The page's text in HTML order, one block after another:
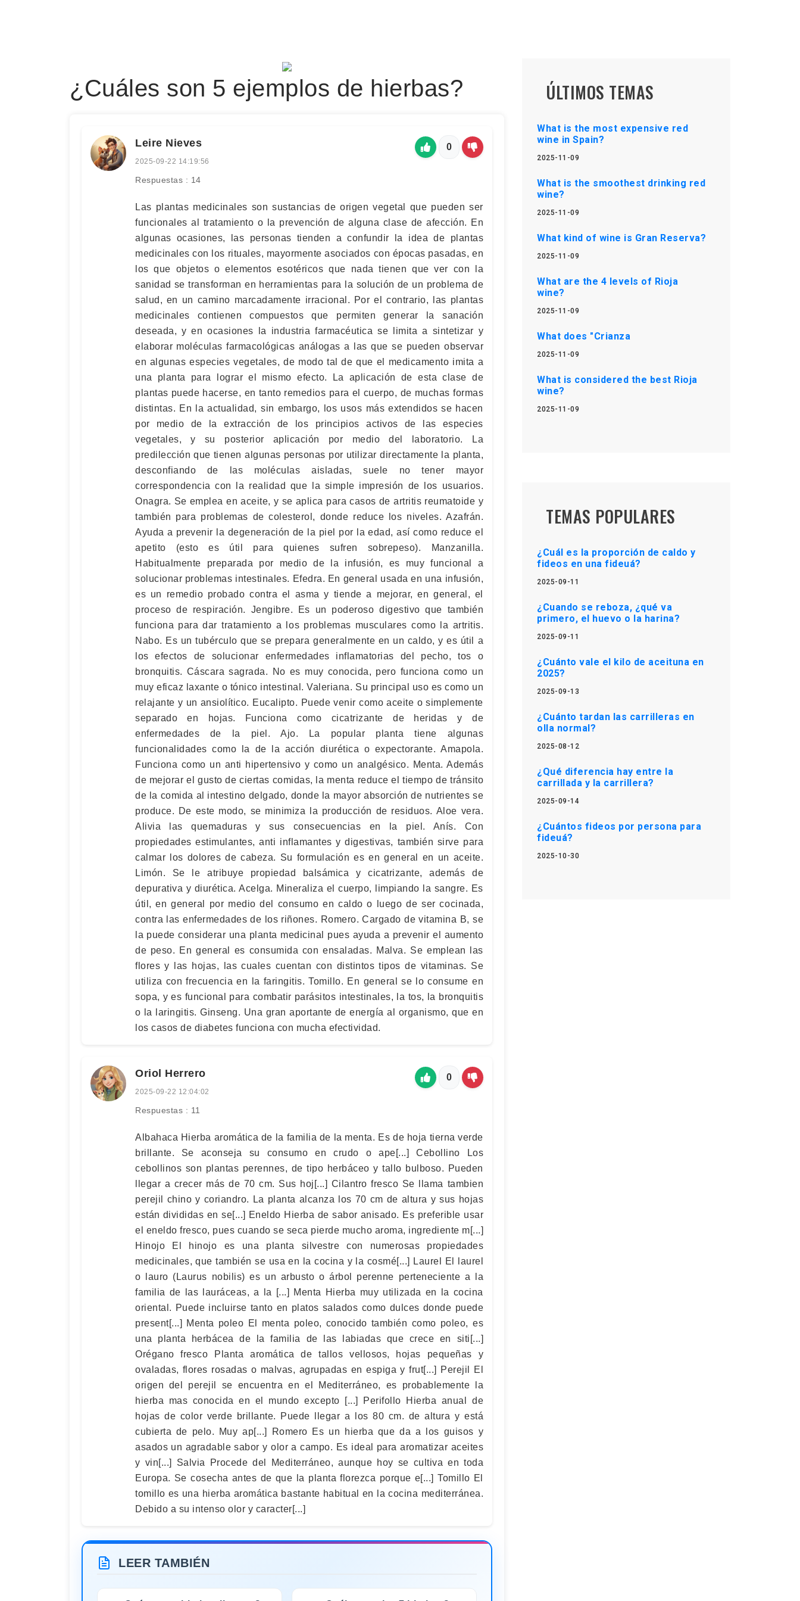
¿Cuáles son 5 ejemplos de hierbas?
Leire Nieves
2025-09-22 14:19:56
Respuestas : 14
0
Las plantas medicinales son sustancias de origen vegetal que pueden ser
funcionales al tratamiento o la prevención de alguna clase de afección. En
algunas ocasiones, las personas tienden a confundir la idea de plantas
medicinales con los rituales, mayormente asociados con épocas pasadas, en
los que objetos o elementos esotéricos que nada tienen que ver con la
sanidad se transforman en herramientas para la solución de un problema de
salud, en un camino marcadamente irracional. Por el contrario, las plantas
medicinales contienen compuestos que permiten generar la sanación
deseada, y en ocasiones la industria farmacéutica se limita a sintetizar y
elaborar moléculas farmacológicas análogas a las que se pueden observar
en algunas especies vegetales, de modo tal de que el medicamento imita a
una planta para lograr el mismo efecto. La aplicación de esta clase de
plantas puede hacerse, en tanto remedios para el cuerpo, de muchas formas
distintas. En la actualidad, sin embargo, los usos más extendidos se hacen
por medio de la extracción de los principios activos de las especies
vegetales, y su posterior aplicación por medio del laboratorio. La
predilección que tienen algunas personas por utilizar directamente la planta,
desconfiando de las moléculas aisladas, suele no tener mayor
correspondencia con la realidad que la simple impresión de los usuarios.
Onagra. Se emplea en aceite, y se aplica para casos de artritis reumatoide y
también para problemas de colesterol, donde reduce los niveles. Azafrán.
Ayuda a prevenir la degeneración de la piel por la edad, así como reduce el
apetito (esto es útil para quienes sufren sobrepeso). Manzanilla.
Habitualmente preparada por medio de la infusión, es muy funcional a
solucionar problemas intestinales. Efedra. En general usada en una infusión,
es un remedio probado contra el asma y tiende a mejorar, en general, el
proceso de respiración. Jengibre. Es un poderoso digestivo que también
funciona para dar tratamiento a los problemas musculares como la artritis.
Nabo. Es un tubérculo que se prepara generalmente en un caldo, y es útil a
los efectos de solucionar enfermedades inflamatorias del pecho, tos o
bronquitis. Cáscara sagrada. No es muy conocida, pero funciona como un
muy eficaz laxante o tónico intestinal. Valeriana. Su principal uso es como un
relajante y un ansiolítico. Eucalipto. Puede venir como aceite o simplemente
separado en hojas. Funciona como cicatrizante de heridas y de
enfermedades de la piel. Ajo. La popular planta tiene algunas
funcionalidades como la de la acción diurética o expectorante. Amapola.
Funciona como un anti hipertensivo y como un analgésico. Menta. Además
de mejorar el gusto de ciertas comidas, la menta reduce el tiempo de tránsito
de la comida al intestino delgado, donde la mayor absorción de nutrientes se
produce. De este modo, se minimiza la producción de residuos. Aloe vera.
Alivia las quemaduras y sus consecuencias en la piel. Anís. Con
propiedades estimulantes, anti inflamantes y digestivas, también sirve para
calmar los dolores de cabeza. Su formulación es en general en un aceite.
Limón. Se le atribuye propiedad balsámica y cicatrizante, además de
depurativa y diurética. Acelga. Mineraliza el cuerpo, limpiando la sangre. Es
útil, en general por medio del consumo en caldo o luego de ser cocinada,
contra las enfermedades de los riñones. Romero. Cargado de vitamina B, se
la puede considerar una planta medicinal pues ayuda a prevenir el aumento
de peso. En general es consumida con ensaladas. Malva. Se emplean las
flores y las hojas, las cuales cuentan con distintos tipos de vitaminas. Se
utiliza con frecuencia en la faringitis. Tomillo. En general se lo consume en
sopa, y es funcional para combatir parásitos intestinales, la tos, la bronquitis
o la laringitis. Ginseng. Una gran aportante de energía al organismo, que en
los casos de diabetes funciona con mucha efectividad.
Oriol Herrero
2025-09-22 12:04:02
Respuestas : 11
0
Albahaca Hierba aromática de la familia de la menta. Es de hoja tierna verde
brillante. Se aconseja su consumo en crudo o ape[...] Cebollino Los
cebollinos son plantas perennes, de tipo herbáceo y tallo bulboso. Pueden
llegar a crecer más de 70 cm. Sus hoj[...] Cilantro fresco Se llama tambien
perejil chino y coriandro. La planta alcanza los 70 cm de altura y sus hojas
están divididas en se[...] Eneldo Hierba de sabor anisado. Es preferible usar
el eneldo fresco, pues cuando se seca pierde mucho aroma, ingrediente m[...]
Hinojo El hinojo es una planta silvestre con numerosas propiedades
medicinales, que también se usa en la cocina y la cosmé[...] Laurel El laurel
o lauro (Laurus nobilis) es un arbusto o árbol perenne perteneciente a la
familia de las lauráceas, a la [...] Menta Hierba muy utilizada en la cocina
oriental. Puede incluirse tanto en platos salados como dulces donde puede
present[...] Menta poleo El menta poleo, conocido también como poleo, es
una planta herbácea de la familia de las labiadas que crece en siti[...]
Orégano fresco Planta aromática de tallos vellosos, hojas pequeñas y
ovaladas, flores rosadas o malvas, agrupadas en espiga y frut[...] Perejil El
origen del perejil se encuentra en el Mediterráneo, es probablemente la
hierba mas conocida en el mundo excepto [...] Perifollo Hierba anual de
hojas de color verde brillante. Puede llegar a los 80 cm. de altura y está
cubierta de pelo. Muy ap[...] Romero Es un hierba que da a los guisos y
asados un agradable sabor y olor a campo. Es ideal para aromatizar aceites
y vin[...] Salvia Procede del Mediterráneo, aunque hoy se cultiva en toda
Europa. Se cosecha antes de que la planta florezca porque e[...] Tomillo El
tomillo es una hierba aromática bastante habitual en la cocina mediterránea.
Debido a su intenso olor y caracter[...]
LEER TAMBIÉN
ÚLTIMOS TEMAS
What is the most expensive red
wine in Spain?
2025-11-09
What is the smoothest drinking red
wine?
2025-11-09
What kind of wine is Gran Reserva?
2025-11-09
What are the 4 levels of Rioja
wine?
2025-11-09
What does "Crianza
2025-11-09
What is considered the best Rioja
wine?
2025-11-09
TEMAS POPULARES
¿Cuál es la proporción de caldo y
fideos en una fideuá?
2025-09-11
¿Cuando se reboza, ¿qué va
primero, el huevo o la harina?
2025-09-11
¿Cuánto vale el kilo de aceituna en
2025?
2025-09-13
¿Cuánto tardan las carrilleras en
olla normal?
2025-08-12
¿Qué diferencia hay entre la
carrillada y la carrillera?
2025-09-14
¿Cuántos fideos por persona para
fideuá?
2025-10-30